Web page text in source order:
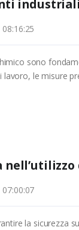
sono
le misure
la